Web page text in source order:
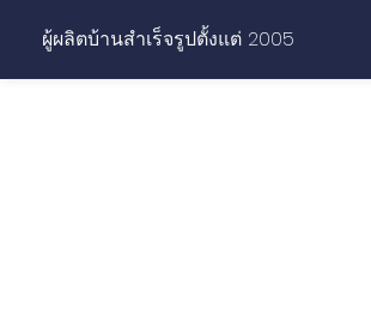
ผู้ผลิตบ้านสำเร็จรูปตั้งแต่ 2005